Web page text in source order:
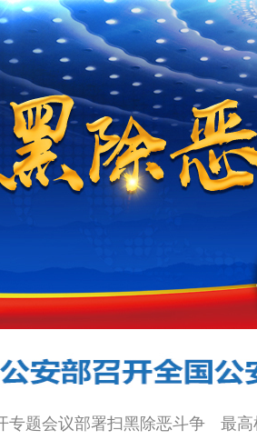
专题会议部署扫黑除恶斗争 最高